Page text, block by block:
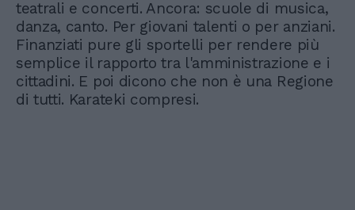
teatrali e concerti. Ancora: scuole di musica,
danza, canto. Per giovani talenti o per anziani.
Finanziati pure gli sportelli per rendere più
semplice il rapporto tra l'amministrazione e i
cittadini. E poi dicono che non è una Regione
di tutti. Karateki compresi.